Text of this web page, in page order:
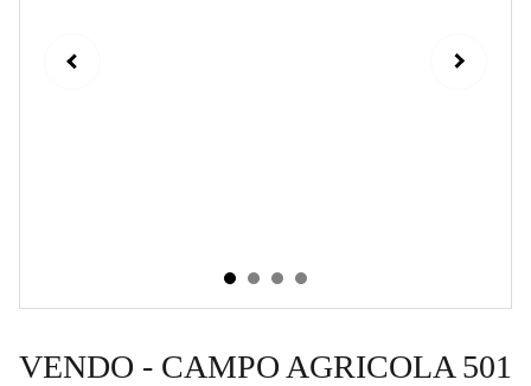
VENDO - CAMPO AGRICOLA 501